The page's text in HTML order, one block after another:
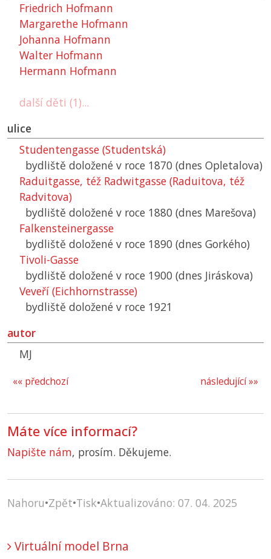
Friedrich Hofmann
Margarethe Hofmann
Johanna Hofmann
Walter Hofmann
Hermann Hofmann
další děti (1)...
ulice
Studentengasse (Studentská)
bydliště doložené v roce 1870 (dnes Opletalova)
Raduitgasse, též Radwitgasse (Raduitova, též
Radvitova)
bydliště doložené v roce 1880 (dnes Marešova)
Falkensteinergasse
bydliště doložené v roce 1890 (dnes Gorkého)
Tivoli-Gasse
bydliště doložené v roce 1900 (dnes Jiráskova)
Veveří (Eichhornstrasse)
bydliště doložené v roce 1921
autor
MJ
následující »»
«« předchozí
Máte více informací?
Napište nám, prosím. Děkujeme.
Nahoru•Zpět•Tisk•Aktualizováno: 07. 04. 2025
Virtuální model Brna